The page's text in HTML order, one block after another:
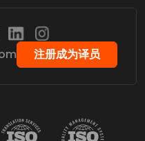
注册成为译员